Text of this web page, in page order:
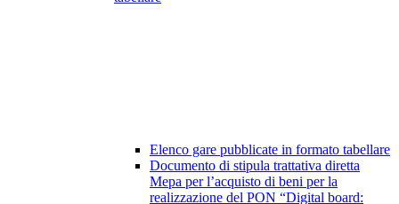
Elenco gare pubblicate in formato tabellare
Documento di stipula trattativa diretta
Mepa per l’acquisto di beni per la
realizzazione del PON “Digital board: